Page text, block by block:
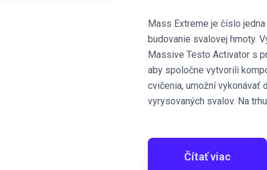
Mass Extreme je číslo
budovanie svalovej hmoty.
Massive Testo Activator s
aby spoločne vytvorili
cvičenia, umožní vykonávať
vyrysovaných svalov. Na
Čítať viac